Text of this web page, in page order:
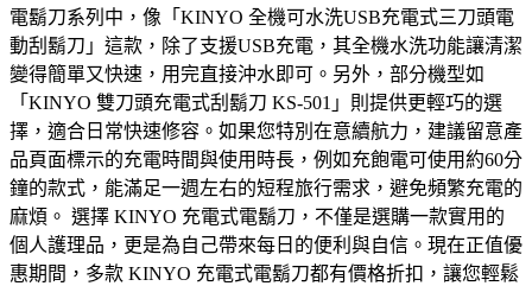
電鬍刀系列中，像「KINYO 全機可水洗USB充電式三刀頭電
動刮鬍刀」這款，除了支援USB充電，其全機水洗功能讓清潔
變得簡單又快速，用完直接沖水即可。另外，部分機型如
「KINYO 雙刀頭充電式刮鬍刀 KS-501」則提供更輕巧的選
擇，適合日常快速修容。如果您特別在意續航力，建議留意產
品頁面標示的充電時間與使用時長，例如充飽電可使用約60分
鐘的款式，能滿足一週左右的短程旅行需求，避免頻繁充電的
麻煩。 選擇 KINYO 充電式電鬍刀，不僅是選購一款實用的
個人護理品，更是為自己帶來每日的便利與自信。現在正值優
惠期間，多款 KINYO 充電式電鬍刀都有價格折扣，讓您輕鬆